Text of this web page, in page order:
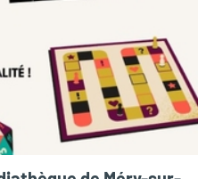
les-Grès (centre-ville)